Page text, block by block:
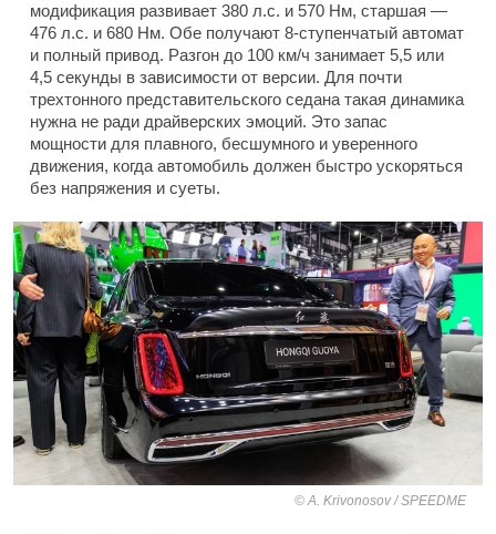
модификация развивает 380 л.с. и 570 Нм, старшая —
476 л.с. и 680 Нм. Обе получают 8-ступенчатый автомат
и полный привод. Разгон до 100 км/ч занимает 5,5 или
4,5 секунды в зависимости от версии. Для почти
трехтонного представительского седана такая динамика
нужна не ради драйверских эмоций. Это запас
мощности для плавного, бесшумного и уверенного
движения, когда автомобиль должен быстро ускоряться
без напряжения и суеты.
A. Krivonosov / SPEEDME